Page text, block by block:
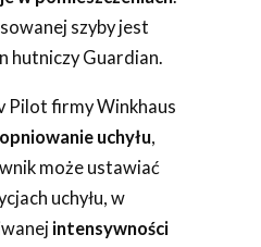
szyby jest
hutniczy Guardian.
Pilot firmy Winkhaus
uchyłu,
może ustawiać
uchyłu, w
intensywności